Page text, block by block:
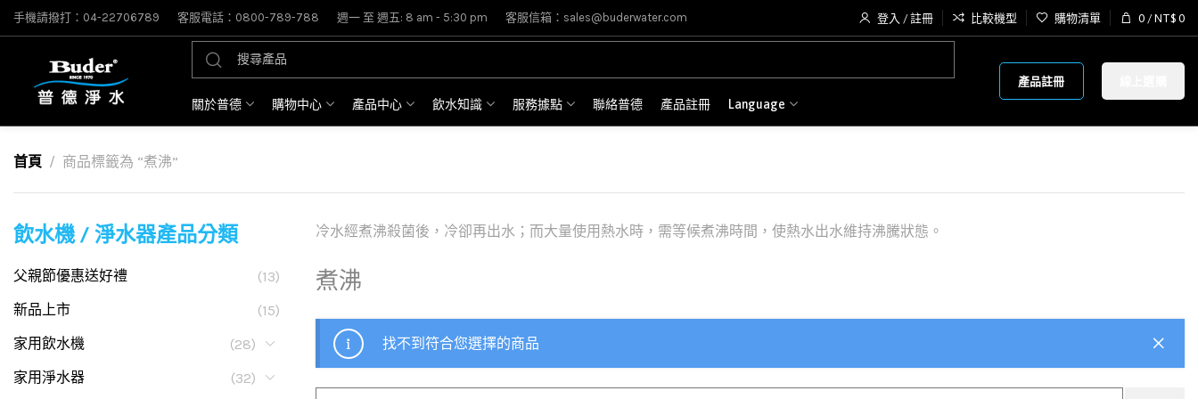
手機請撥打：04-22706789 客服電話：0800-789-788 週一 至 週五: 8 am - 5:30 pm 客服信箱：sales@buderwater.com 登入 / 註冊 比較機型 購物清單 0 / NT$ 0
關於普德 購物中心 產品中心 飲水知識 服務據點 聯絡普德 產品註冊 Language
產品註冊
首頁 商品標籤為 “煮沸”
飲水機 / 淨水器產品分類
父親節優惠送好禮
(13)
新品上市
(15)
家用飲水機
(28)
家用淨水器
(32)
冷水經煮沸殺菌後，冷卻再出水；而大量使用熱水時，需等候煮沸時間，使熱水出水維持沸騰狀態。
煮沸
找不到符合您選擇的商品